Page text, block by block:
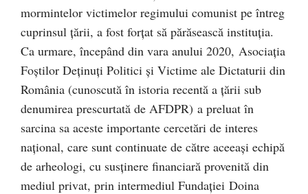
mormintelor victimelor regimului comunist pe întreg
cuprinsul țării, a fost forțat să părăsească instituția.
Ca urmare, începând din vara anului 2020, Asociația
Foștilor Deținuți Politici și Victime ale Dictaturii din
România (cunoscută în istoria recentă a țării sub
denumirea prescurtată de AFDPR) a preluat în
sarcina sa aceste importante cercetări de interes
național, care sunt continuate de către aceeași echipă
de arheologi, cu susținere financiară provenită din
mediul privat, prin intermediul Fundației Doina